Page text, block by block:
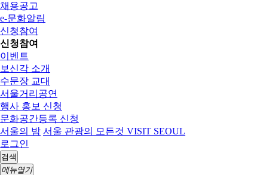
채용공고
e-문화알림
신청참여
신청참여
이벤트
보신각 소개
수문장 교대
서울거리공연
행사 홍보 신청
문화공간등록 신청
서울의 밤 서울 관광의 모든것 VISIT SEOUL
로그인
검색
메뉴열기